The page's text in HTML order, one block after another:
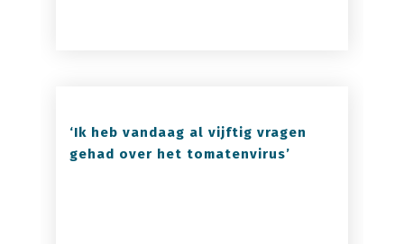
‘Ik heb vandaag al vijftig vragen
gehad over het tomatenvirus’